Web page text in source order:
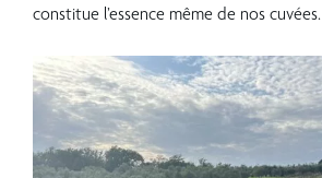
constitue l’essence même de nos cuvées.